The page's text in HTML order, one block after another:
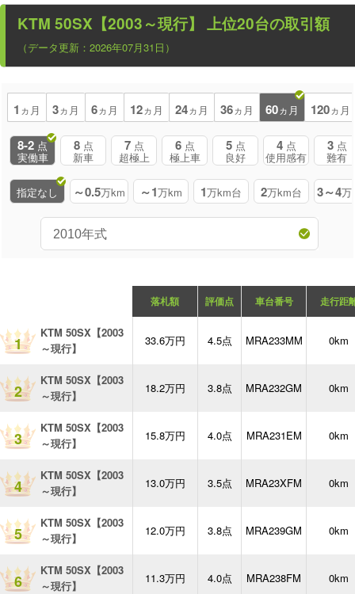
KTM 50SX【2003～現行】 上位20台の取引額
（データ更新：2026年07月31日）
1 ヵ月 3ヵ月 6ヵ月 12ヵ月 24ヵ月 36ヵ月 60ヵ月 120ヵ月
8-2 点
実働車
8 点
新車
7 点
超極上
6 点
極上車
5 点
良好
4 点
使用感有
3 点
難有
指定なし ～0.5万km ～1万km 1万km台 2万km台 3～4万
落札額 評価点 車台番号 走行距
1
KTM 50SX【2003
～現行】
33.6万円 4.5点 MRA233MM 0km
2
KTM 50SX【2003
～現行】
18.2万円 3.8点 MRA232GM 0km
3
KTM 50SX【2003
～現行】
15.8万円 4.0点 MRA231EM 0km
4
KTM 50SX【2003
～現行】
13.0万円 3.5点 MRA23XFM 0km
5
KTM 50SX【2003
～現行】
12.0万円 3.8点 MRA239GM 0km
6
KTM 50SX【2003
～現行】
11.3万円 4.0点 MRA238FM 0km